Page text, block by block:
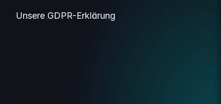
Unsere GDPR-Erklärung